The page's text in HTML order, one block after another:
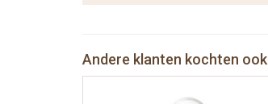
Andere klanten kochten ook